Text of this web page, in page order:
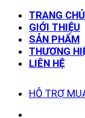
TRANG CHỦ
GIỚI THIỆU
SẢN PHẨM
THƯƠNG
LIÊN HỆ
HỖ TRỢ